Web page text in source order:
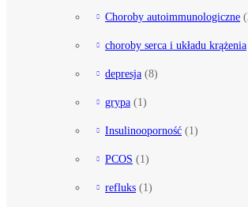
Choroby autoimmunologiczne
choroby serca i układu krążenia
depresja (8)
grypa (1)
Insulinooporność (1)
PCOS (1)
refluks (1)